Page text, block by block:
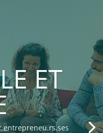
ET
entrepreneu.rs.ses